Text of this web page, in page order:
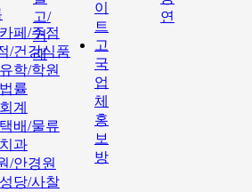
페/주점
/건강식품
학/학원
률
계
배/물류
과
/안경원
당/사찰
고/
거
래
이
트
고
국
업
체
홍
보
방
연